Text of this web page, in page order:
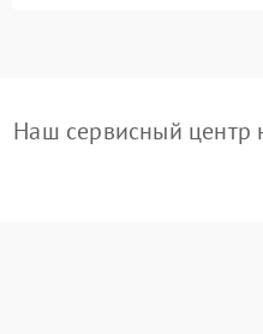
Наш сервисный центр